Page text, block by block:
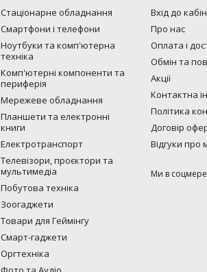
Стаціонарне обладнання
Смартфони і телефони
Ноутбуки та комп'ютерна
техніка
Комп'ютерні компоненти та
периферія
Мережеве обладнання
Планшети та електронні
книги
Електротранспорт
Телевізори, проєктори та
мультимедіа
Побутова техніка
Зоогаджети
Товари для Геймінгу
Смарт-гаджети
Оргтехніка
Вхід до
Про нас
Оплата і
Обмін та
Акції
Контактна
Політика
Договір
Відгуки про
Ми в